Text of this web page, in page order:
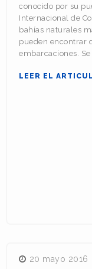
conocido por su
Internacional de
bahías naturales
pueden encontrar
embarcaciones.
LEER EL
20 mayo 2016